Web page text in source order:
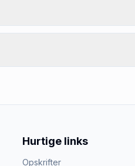
Hurtige links
Opskrifter